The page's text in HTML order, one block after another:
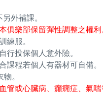
外補課。
俱樂部保留彈性調整之權利
練服。
行投保個人意外險。
課程若個人有器材可自備。
。
管或心臟病、癲癇症、氣喘